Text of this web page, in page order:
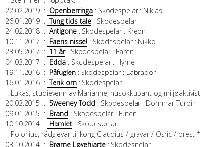
22.02.2019: Openberringa: Skodespelar: Niklas
26.01.2019: Tung tids tale: Skodespelar
24.02.2018: Antigone: Skodespelar: Kreon
10.11.2017 : Faens nisse!: Skodespelar: Nikko
23.05.2017 : 11 år: Skodespelar: Faren
04.03.2017 : Edda: Skodespelar: Hyme
19.11.2016: Påfuglen: Skodespelar: Labrador
16.01.2016: Tenk om: Skodespelar
: Lukas, studievenn av Marianne, husokkupant og miljøaktivist
20.03.2015 : Sweeney Todd: Skodespelar: Dommar Turpin
09.01.2015 : Brand: Skodespelar: Futen
10.10.2014: Hamlet: Skodespelar
: Polonius, rådgjevar til kong Claudius / gravar / Osric / prest *
03.10.2014: Brørne Løvehjarte: Skodespelar